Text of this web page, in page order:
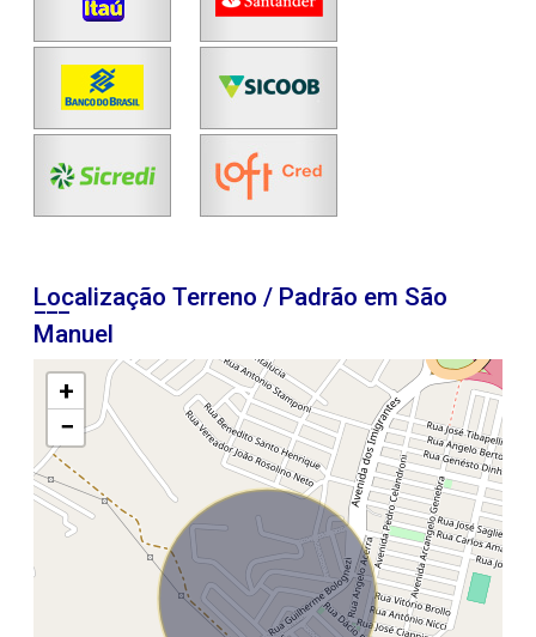
Localização Terreno / Padrão em São
Manuel
+
−